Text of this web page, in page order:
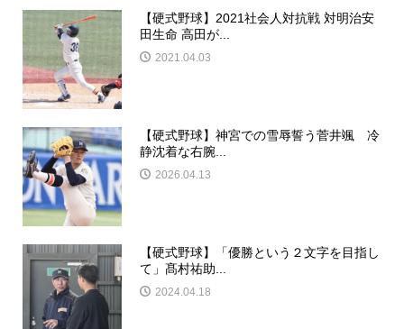
【硬式野球】2021社会人対抗戦 対明治安
田生命 高田が...
2021.04.03
【硬式野球】神宮での雪辱誓う菅井颯 冷
静沈着な右腕...
2026.04.13
【硬式野球】「優勝という２文字を目指し
て」髙村祐助...
2024.04.18